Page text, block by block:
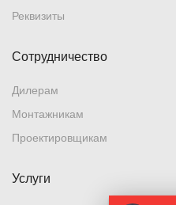
Реквизиты
Сотрудничество
Дилерам
Монтажникам
Проектировщикам
Услуги